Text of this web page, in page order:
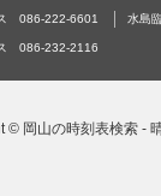
086-222-6601 水島
086-232-2116
© 岡山の時刻表検索 -